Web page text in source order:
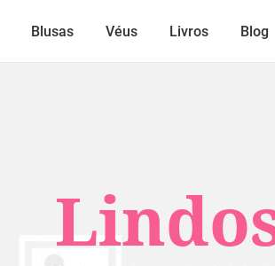
Blusas Véus Livros Blog